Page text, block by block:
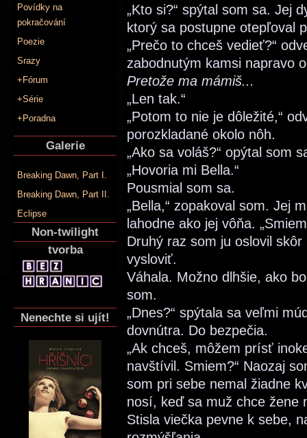
Povídky na
pokračování
Poezie
Srazy
+Fórum
+Série
+Poradna
Galerie
Breaking Dawn, Part I.
Breaking Dawn, Part II.
Eclipse
Non-twilight
tvorba
Nenechte si ujít!
„Kto si?“ spýtal som sa. Jej
ktorý sa postupne otepľoval
„Prečo to chceš vedieť?“
zabodnutým kamsi napravo
Pretože ma mámiš...
„Len tak.“
„Potom to nie je dôležité,“
porozkladané okolo nôh.
„Ako sa voláš?“ opýtal som
„Hovoria mi Bella.“
Pousmial som sa.
„Bella,“ zopakoval som. Jej
lahodne ako jej vôňa.
Druhý raz som ju oslovil
vysloviť.
Váhala. Možno dlhšie, ako
som.
„Dnes?“ spýtala sa veľmi
dovnútra. Do bezpečia.
„Ak chceš, môžem prísť
navštívil. Smiem?“ Naozaj
som pri sebe nemal žiadne
nosí, keď sa muž chce žene
Stisla viečka pevne k sebe,